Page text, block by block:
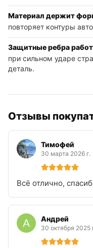
Материал держит
повторяет контуры
Защитные ребра
при сильном ударе
деталь.
Отзывы
Тимофей
30 марта 2026 г.
Всё отлично,
Андрей
30 октября 2025